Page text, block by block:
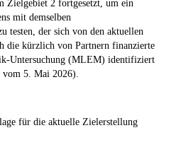
Zielgebiet 2 fortgesetzt, um ein
mit demselben
testen, der sich von den aktuellen
die kürzlich von Partnern finanzierte
Untersuchung (MLEM) identifiziert
5. Mai 2026).
für die aktuelle Zielerstellung